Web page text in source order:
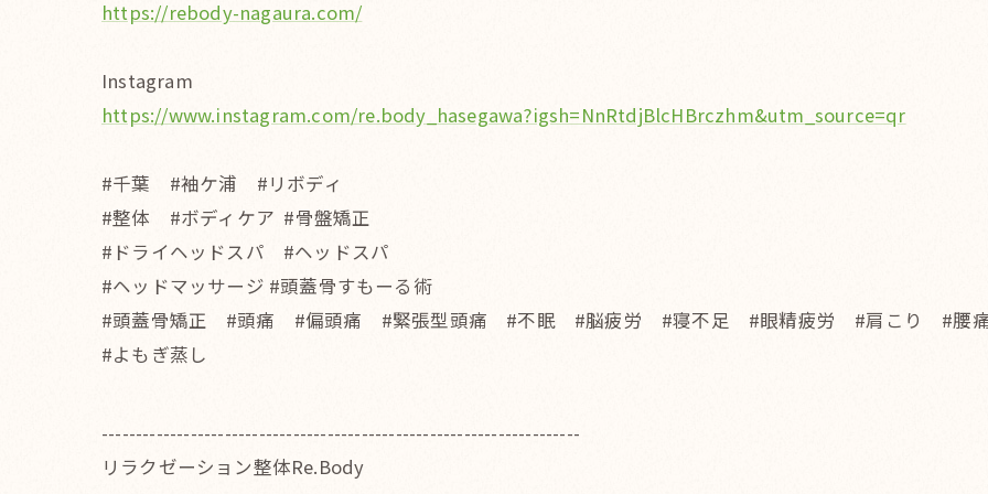
https://rebody-nagaura.com/
Instagram
https://www.instagram.com/re.body_hasegawa?igsh=NnRtdjBlcHBrczhm&utm_source=qr
#千葉 #袖ケ浦 #リボディ
#整体 #ボディケア #骨盤矯正
#ドライヘッドスパ #ヘッドスパ
#ヘッドマッサージ #頭蓋骨すもーる術
#頭蓋骨矯正 #頭痛 #偏頭痛 #緊張型頭痛 #不眠 #脳疲労 #寝不足 #眼精疲労 #肩こり #
#よもぎ蒸し
----------------------------------------------------------------------
リラクゼーション整体Re.Body